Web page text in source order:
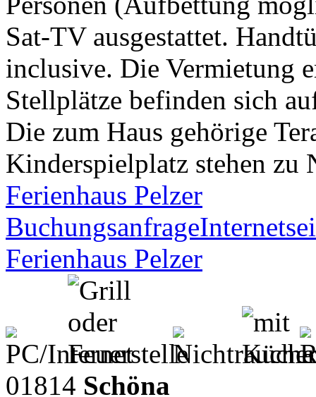
Sat-TV ausgestattet.
inclusive. Die Vermietung
Stellplätze befinden sich
Die zum Haus gehörige
Kinderspielplatz stehen
Ferienhaus Pelzer
Buchungsanfrage
Ferienhaus Pelzer
01814 Schöna